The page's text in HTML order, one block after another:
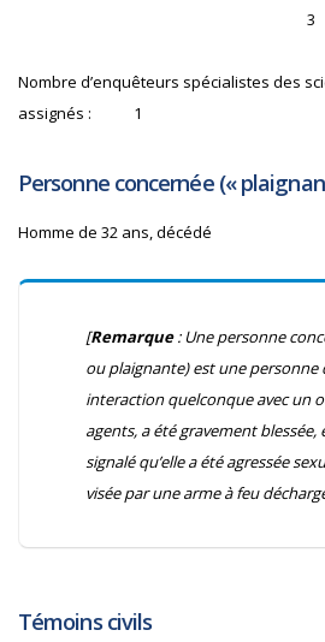
3
Nombre d’enquêteurs spécialistes des
assignés :
1
Personne concernée («
Homme de 32 ans, décédé
[Remarque: Une personne
ou plaignante) est une
interaction quelconque avec un
agents, a été gravement blessée,
signalé qu’elle a été agressée
visée par une arme à feu
Témoins civils